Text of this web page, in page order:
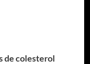
de colesterol